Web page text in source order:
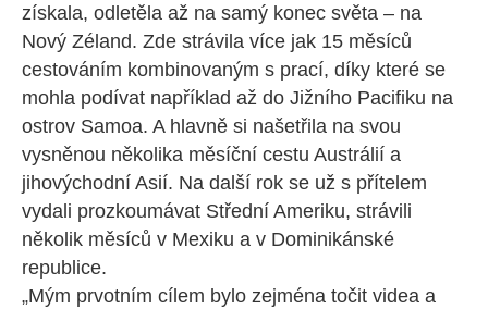
získala, odletěla až na samý konec světa – na
Nový Zéland. Zde strávila více jak 15 měsíců
cestováním kombinovaným s prací, díky které se
mohla podívat například až do Jižního Pacifiku na
ostrov Samoa. A hlavně si našetřila na svou
vysněnou několika měsíční cestu Austrálií a
jihovýchodní Asií. Na další rok se už s přítelem
vydali prozkoumávat Střední Ameriku, strávili
několik měsíců v Mexiku a v Dominikánské
republice.
„Mým prvotním cílem bylo zejména točit videa a